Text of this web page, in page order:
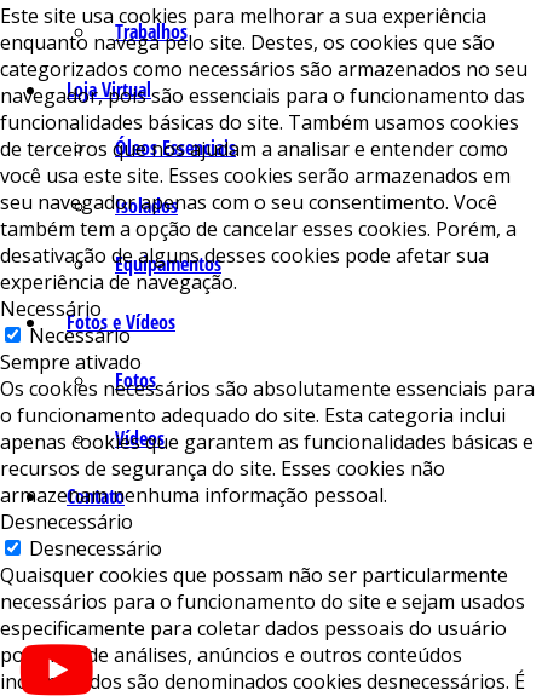
Trabalhos
Loja Virtual
Óleos Essenciais
Isolados
Equipamentos
Fotos e Vídeos
Fotos
Vídeos
Contato
Este site usa cookies para melhorar a sua experiência
enquanto navega pelo site. Destes, os cookies que são
categorizados como necessários são armazenados no seu
navegador, pois são essenciais para o funcionamento das
funcionalidades básicas do site. Também usamos cookies
de terceiros que nos ajudam a analisar e entender como
você usa este site. Esses cookies serão armazenados em
seu navegador apenas com o seu consentimento. Você
também tem a opção de cancelar esses cookies. Porém, a
desativação de alguns desses cookies pode afetar sua
experiência de navegação.
Necessário
Necessário
Sempre ativado
Os cookies necessários são absolutamente essenciais para
o funcionamento adequado do site. Esta categoria inclui
apenas cookies que garantem as funcionalidades básicas e
recursos de segurança do site. Esses cookies não
armazenam nenhuma informação pessoal.
Desnecessário
Desnecessário
Quaisquer cookies que possam não ser particularmente
necessários para o funcionamento do site e sejam usados ​​
especificamente para coletar dados pessoais do usuário
por meio de análises, anúncios e outros conteúdos
incorporados são denominados cookies desnecessários. É